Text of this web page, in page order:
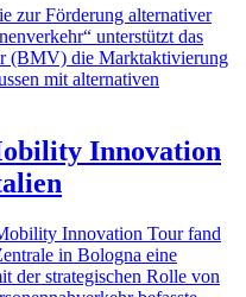
zur Förderung alternativer
unterstützt das
(BMV) die Marktaktivierung
mit alternativen
Innovation
Innovation Tour fand
in Bologna eine
der strategischen Rolle von